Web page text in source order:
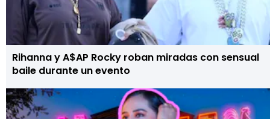
Rihanna y A$AP Rocky roban miradas con sensual
baile durante un evento